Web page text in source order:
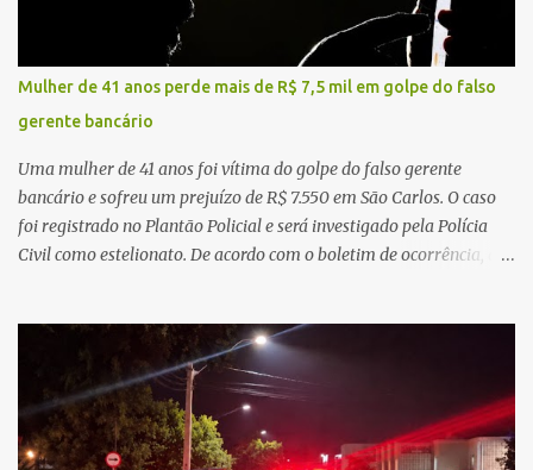
durante o acidente. O jovem sofreu ferimentos gravíssimos e
morreu ainda no local. Equipes de resgate e de atendimento da
concessionária responsável pela rodovia foram acionadas e
realizaram a sinalização da via, além de prestarem socorro à
vítima. No entanto, o óbito foi constatado ainda no local do
acidente. A Polícia Militar Rodoviária compareceu para o registro
da ocorrência...
Mulher de 41 anos perde mais de R$ 7,5 mil em golpe do falso
gerente bancário
Uma mulher de 41 anos foi vítima do golpe do falso gerente
bancário e sofreu um prejuízo de R$ 7.550 em São Carlos. O caso
foi registrado no Plantão Policial e será investigado pela Polícia
Civil como estelionato. De acordo com o boletim de ocorrência, a
suspeito alegou que seria necessário atualizar o cadastro da conta
e passou a orientar a vítima sobre os procedimentos que deveriam
ser realizados. Dias depois, o golpista enviou um documento em
PDF simulando uma comunicação oficial da instituição financeira.
Na sequência, entrou em contato por telefone e encaminhou um